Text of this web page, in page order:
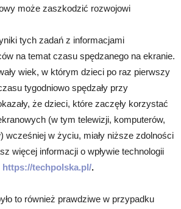
może zaszkodzić rozwojowi
tych zadań z informacjami
na temat czasu spędzanego na ekranie.
wiek, w którym dzieci po raz pierwszy
tygodniowo spędzały przy
że dzieci, które zaczęły korzystać
(w tym telewizji, komputerów,
wcześniej w życiu, miały niższe zdolności
więcej informacji o wpływie technologii
https://techpolska.pl/.
to również prawdziwe w przypadku